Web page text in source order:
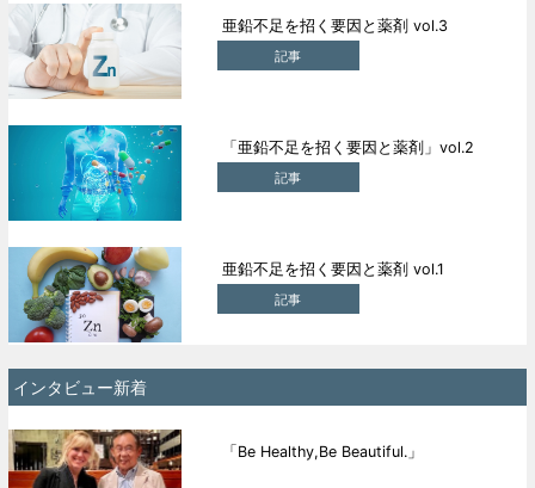
亜鉛不足を招く要因と薬剤 vol.3
記事
「亜鉛不足を招く要因と薬剤」vol.2
記事
亜鉛不足を招く要因と薬剤 vol.1
記事
インタビュー新着
「Be Healthy,Be Beautiful.」